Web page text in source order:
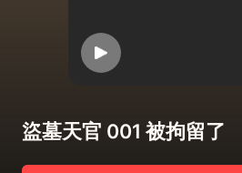
盜墓天官 001 被拘留了